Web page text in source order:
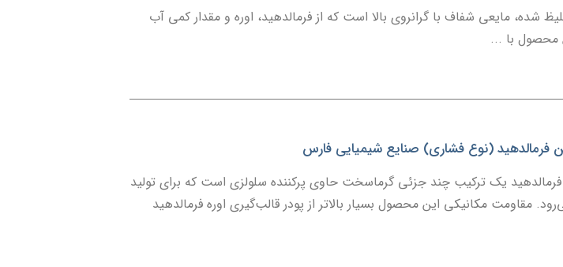
شده، مایعی شفاف با گرانروی بالا است که از فرمالدهید، اوره و مقدار کمی آب
با ...
فرمالدهید (نوع فشاری) صنایع شیمیایی فارس
فرمالدهید یک ترکیب چند جزئی گرماسخت حاوی پرکننده سلولزی است که برای تولید
مقاومت مکانیکی این محصول بسیار بالاتر از پودر قالب‌گیری اوره فرمالدهید